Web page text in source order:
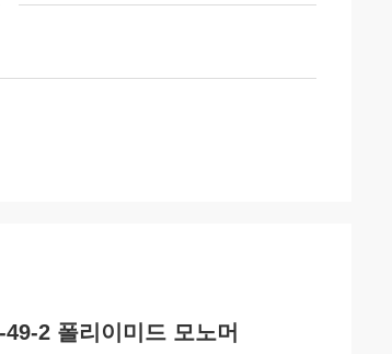
2 폴리이미드 모노머